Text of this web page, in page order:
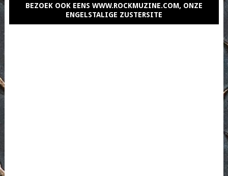
BEZOEK OOK EENS WWW.ROCKMUZINE.COM, ONZE
ENGELSTALIGE ZUSTERSITE